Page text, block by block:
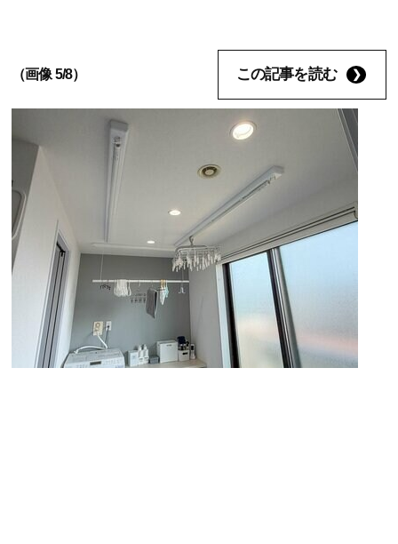
（画像 5/8） この記事を読む